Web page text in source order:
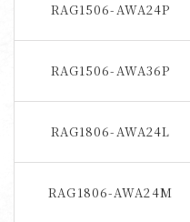
RAG1506-AWA24P
RAG1506-AWA36P
RAG1806-AWA24L
RAG1806-AWA24M